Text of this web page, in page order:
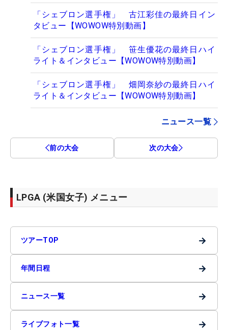
「シェブロン選手権」 古江彩佳の最終日イン
タビュー【WOWOW特別動画】
「シェブロン選手権」 笹生優花の最終日ハイ
ライト＆インタビュー【WOWOW特別動画】
「シェブロン選手権」 畑岡奈紗の最終日ハイ
ライト＆インタビュー【WOWOW特別動画】
ニュース一覧
前の大会 次の大会
LPGA (米国女子) メニュー
ツアーTOP →
年間日程 →
ニュース一覧 →
ライブフォト一覧 →